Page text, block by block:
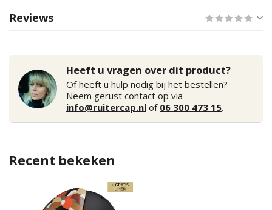
Reviews
Heeft u vragen over dit product?
Of heeft u hulp nodig bij het bestellen?
Neem gerust contact op via
info@ruitercap.nl of 06 300 473 15.
Recent bekeken